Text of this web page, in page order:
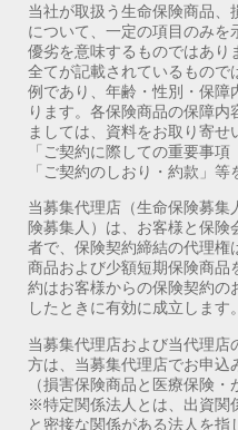
当社が取扱う生命保険商品、
について、一定の項目のみ
優劣を意味するものではあり
全てが記載されているもので
例であり、年齢・性別・保障
ります。各保険商品の保障内
ましては、資料をお取り寄
「ご契約に際しての重要事
「ご契約のしおり・約款」等
当募集代理店（生命保険募集
険募集人）は、お客様と保険
者で、保険契約締結の代理権
商品および少額短期保険商品
約はお客様からの保険契約の
したときに有効に成立します。
当募集代理店および当代理
方は、当募集代理店でお申込
（損害保険商品と医療保険・
※特定関係法人とは、出資関
と密接な関係がある法人を指